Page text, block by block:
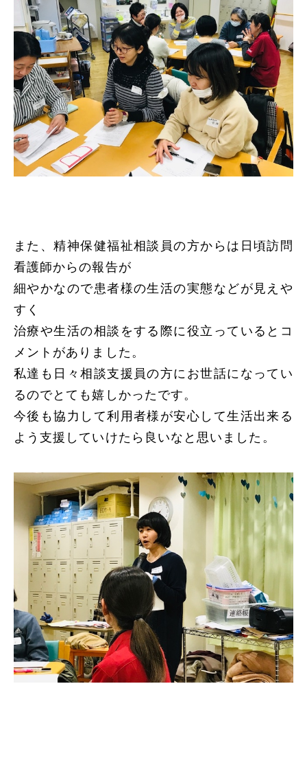
また、精神保健福祉相談員の方からは日頃訪問
看護師からの報告が
細やかなので患者様の生活の実態などが見えや
すく
治療や生活の相談をする際に役立っているとコ
メントがありました。
私達も日々相談支援員の方にお世話になってい
るのでとても嬉しかったです。
今後も協力して利用者様が安心して生活出来る
よう支援していけたら良いなと思いました。